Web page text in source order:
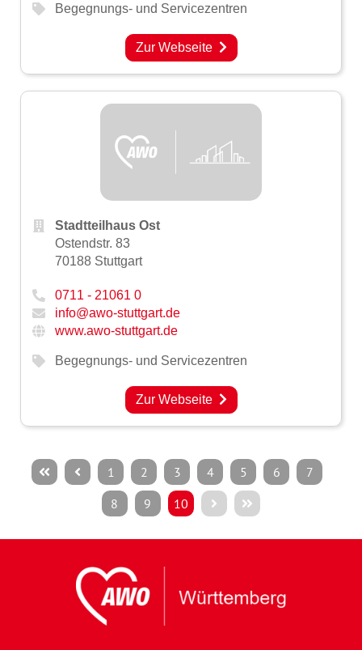
Begegnungs- und Servicezentren
Zur Webseite
Stadtteilhaus Ost
Ostendstr. 83
70188 Stuttgart
0711 - 21061 0
info@awo-stuttgart.de
www.awo-stuttgart.de
Begegnungs- und Servicezentren
Zur Webseite
1 2 3 4 5 6
7
8
9 10